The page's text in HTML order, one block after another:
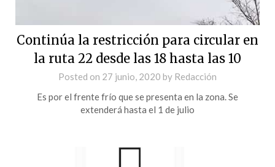
Continúa la restricción para circular en
la ruta 22 desde las 18 hasta las 10
Posted on 27 junio, 2020 by Redacción
Es por el frente frío que se presenta en la zona. Se
extenderá hasta el 1 de julio